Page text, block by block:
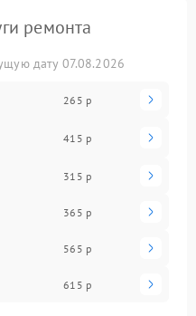
ремонта
дату 07.08.2026
265 р
415 р
315 р
365 р
565 р
615 р